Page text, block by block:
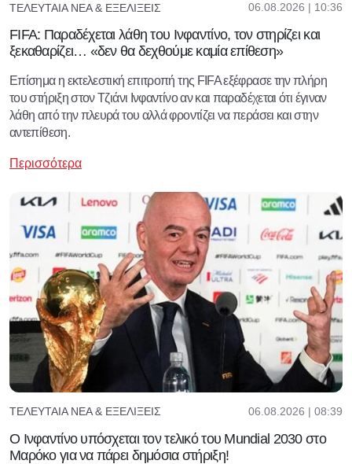
ΤΕΛΕΥΤΑΊΑ ΝΈΑ & ΕΞΕΛΊΞΕΙΣ 06.08.2026 | 10:36
FIFA: Παραδέχεται λάθη του Ινφαντίνο, τον στηρίζει και
ξεκαθαρίζει… «δεν θα δεχθούμε καμία επίθεση»
Επίσημα η εκτελεστική επιτροπή της FIFA εξέφρασε την πλήρη
του στήριξη στον Τζιάνι Ινφαντίνο αν και παραδέχεται ότι έγιναν
λάθη από την πλευρά του αλλά φροντίζει να περάσει και στην
αντεπίθεση.
Περισσότερα
ΤΕΛΕΥΤΑΊΑ ΝΈΑ & ΕΞΕΛΊΞΕΙΣ 06.08.2026 | 08:39
Ο Ινφαντίνο υπόσχεται τον τελικό του Μundial 2030 στο
Μαρόκο για να πάρει δημόσια στήριξη!